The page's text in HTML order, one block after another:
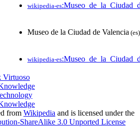
wikipedia-es
Museo de la Ciudad de Valencia (es)
wikipedia-es
from Wikipedia and is licensed under the
ShareAlike 3.0 Unported License